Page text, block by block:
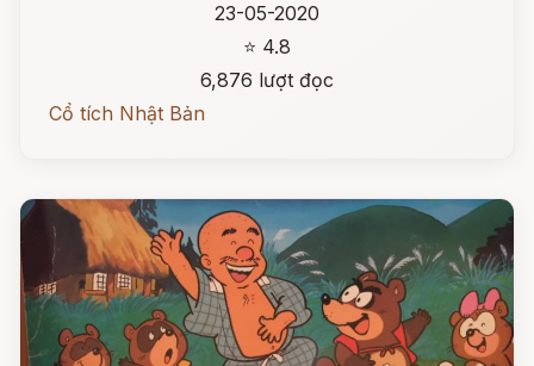
23-05-2020
⭐ 4.8
6,876 lượt đọc
Cổ tích Nhật Bản